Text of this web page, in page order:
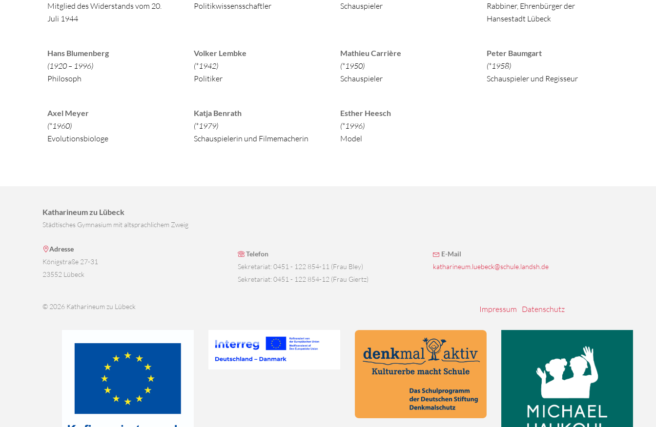
Mitglied des Widerstands vom 20.
Juli 1944
Politikwissensschaftler
Schauspieler
Rabbiner, Ehrenbürger der
Hansestadt Lübeck
Hans Blumenberg
(1920 – 1996)
Philosoph
Volker Lembke
(*1942)
Politiker
Mathieu Carrière
(*1950)
Schauspieler
Peter Baumgart
(*1958)
Schauspieler und Regisseur
Axel Meyer
(*1960)
Evolutionsbiologe
Katja Benrath
(*1979)
Schauspielerin und Filmemacherin
Esther Heesch
(*1996)
Model
Katharineum zu Lübeck
Städtisches Gymnasium mit altsprachlichem Zweig
Adresse
Königstraße 27-31
23552 Lübeck
Telefon
Sekretariat: 0451 - 122 854-11 (Frau Bley)
Sekretariat: 0451 - 122 854-12 (Frau Giertz)
E-Mail
katharineum.luebeck@schule.landsh.de
© 2026 Katharineum zu Lübeck Impressum Datenschutz